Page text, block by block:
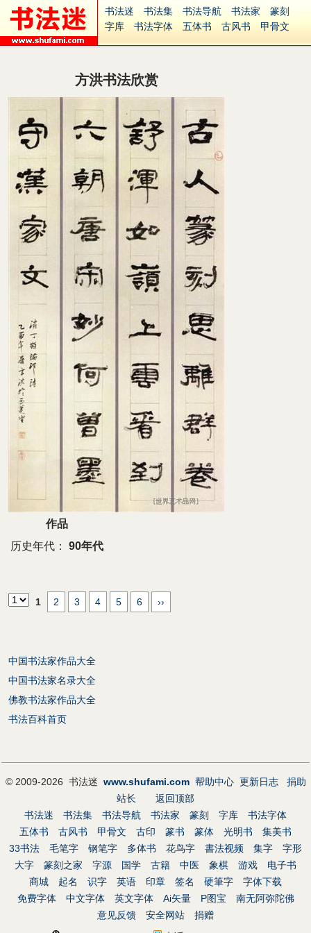
书法迷 书法集 书法导航 书法家
篆刻
字库
书法字体 五体书 古风书
甲骨文
集字
字形
古籍
中医
字体下载
免费字体 中文字体
Ai矢量
P图宝 南无阿弥陀佛
安全网站
捐赠 繁體版
方洪书法欣赏
作品
历史年代：
90年代
1 2 3 4 5 6 ››
中国书法家作品大全
中国书法家名录大全
佛教书法家作品大全
书法百科首页
© 2009-2026 书法迷 www.shufami.com 帮助中心 更新日志
捐助
站长
返回顶部
书法迷
书法集 书法导航 书法家 篆刻 字库
书法字体
五体书
古风书 甲骨文 古印 篆书 篆体 光明书
集美书
33书法
毛笔字 钢笔字 多体书 花鸟字 書法视频 集字
字形
大字
篆刻之家 字源 国学 古籍 中医 象棋 游戏
电子书
商城
起名 识字 英语 印章 签名 硬筆字
字体下载
免费字体
中文字体 英文字体 Ai矢量 P图宝
南无阿弥陀佛
意见反馈
安全网站
捐赠